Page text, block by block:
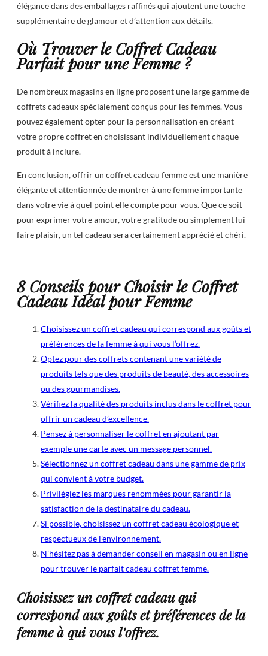
élégance dans des emballages raffinés qui ajoutent une touche
supplémentaire de glamour et d’attention aux détails.
Où Trouver le Coffret Cadeau
Parfait pour une Femme ?
De nombreux magasins en ligne proposent une large gamme de
coffrets cadeaux spécialement conçus pour les femmes. Vous
pouvez également opter pour la personnalisation en créant
votre propre coffret en choisissant individuellement chaque
produit à inclure.
En conclusion, offrir un coffret cadeau femme est une manière
élégante et attentionnée de montrer à une femme importante
dans votre vie à quel point elle compte pour vous. Que ce soit
pour exprimer votre amour, votre gratitude ou simplement lui
faire plaisir, un tel cadeau sera certainement apprécié et chéri.
8 Conseils pour Choisir le Coffret
Cadeau Idéal pour Femme
Choisissez un coffret cadeau qui correspond aux goûts et
préférences de la femme à qui vous l’offrez.
Optez pour des coffrets contenant une variété de
produits tels que des produits de beauté, des accessoires
ou des gourmandises.
Vérifiez la qualité des produits inclus dans le coffret pour
offrir un cadeau d’excellence.
Pensez à personnaliser le coffret en ajoutant par
exemple une carte avec un message personnel.
Sélectionnez un coffret cadeau dans une gamme de prix
qui convient à votre budget.
Privilégiez les marques renommées pour garantir la
satisfaction de la destinataire du cadeau.
Si possible, choisissez un coffret cadeau écologique et
respectueux de l’environnement.
N’hésitez pas à demander conseil en magasin ou en ligne
pour trouver le parfait cadeau coffret femme.
Choisissez un coffret cadeau qui
correspond aux goûts et préférences de la
femme à qui vous l’offrez.